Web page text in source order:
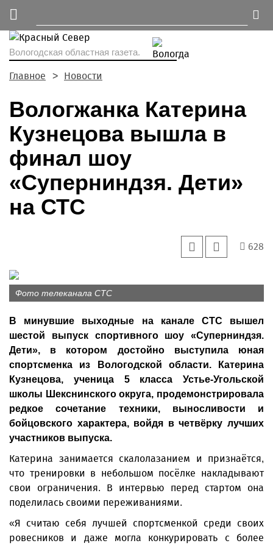
Вологодская областная газета.
Главное Новости
Вологжанка Катерина
Кузнецова вышла в
финал шоу
«Суперниндзя. Дети»
на СТС
628
Фото телеканала СТС
В минувшие выходные на канале СТС вышел
шестой выпуск спортивного шоу «Суперниндзя.
Дети», в котором достойно выступила юная
спортсменка из Вологодской области. Катерина
Кузнецова, ученица 5 класса Устье-Угольской
школы Шекснинского округа, продемонстрировала
редкое сочетание техники, выносливости и
бойцовского характера, войдя в четвёрку лучших
участников выпуска.
Катерина занимается скалолазанием и признаётся,
что тренировки в небольшом посёлке накладывают
свои ограничения. В интервью перед стартом она
поделилась своими переживаниями.
«Я считаю себя лучшей спортсменкой среди своих
ровесников и даже могла конкурировать с более